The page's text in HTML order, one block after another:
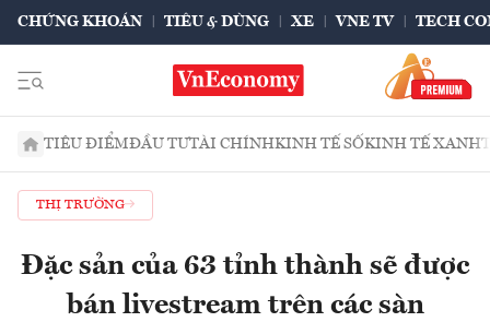
CHỨNG KHOÁN TIÊU & DÙNG XE VNE TV TECH
TIÊU ĐIỂMĐẦU TƯTÀI CHÍNHKINH TẾ SỐKINH TẾ XANH
THỊ TRƯỜNG
Đặc sản của 63 tỉnh thành sẽ được
bán livestream trên các sàn